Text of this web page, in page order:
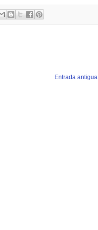
Entrada antigua